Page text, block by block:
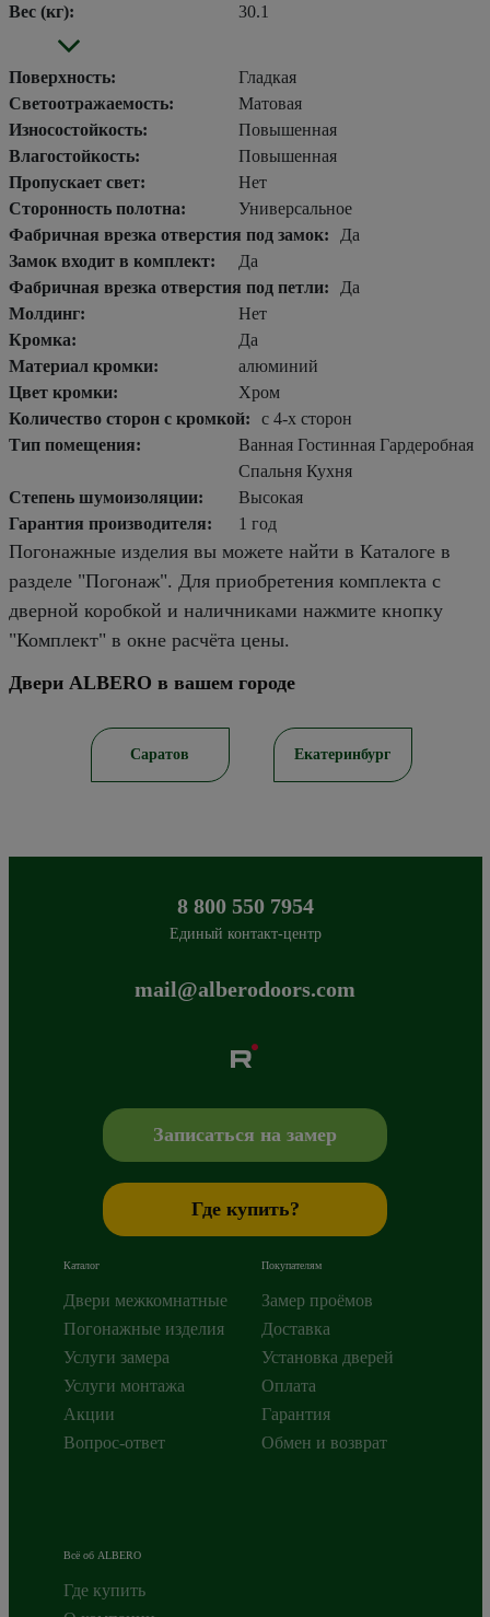
Вес (кг):
30.1
Поверхность:
Гладкая
Светоотражаемость:
Матовая
Износостойкость:
Повышенная
Влагостойкость:
Повышенная
Пропускает свет:
Нет
Сторонность полотна:
Универсальное
Фабричная врезка отверстия под замок:
Да
Замок входит в комплект:
Да
Фабричная врезка отверстия под петли:
Да
Молдинг:
Нет
Кромка:
Да
Материал кромки:
алюминий
Цвет кромки:
Хром
Количество сторон с кромкой:
с 4-х сторон
Тип помещения:
Ванная Гостинная Гардеробная
Спальня Кухня
Степень шумоизоляции:
Высокая
Гарантия производителя:
1 год
Погонажные изделия вы можете найти в Каталоге в
разделе "Погонаж". Для приобретения комплекта с
дверной коробкой и наличниками нажмите кнопку
"Комплект" в окне расчёта цены.
Двери ALBERO в вашем городе
Саратов Екатеринбург
8 800 550 7954
Единый контакт-центр
mail@alberodoors.com
+7 800 765 43 42,mail@alberodoors.com
Записаться на замер
Где купить?
Каталог
Двери межкомнатные
Погонажные изделия
Услуги замера
Услуги монтажа
Акции
Вопрос-ответ
Покупателям
Замер проёмов
Доставка
Установка дверей
Оплата
Гарантия
Обмен и возврат
Всё об ALBERO
Где купить